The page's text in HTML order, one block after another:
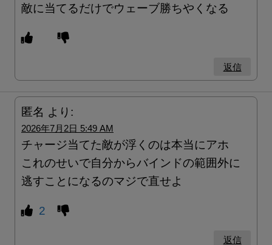
敵に当てるだけでウェーブ勝ちやくなる
返信
匿名 より:
2026年7月2日 5:49 AM
チャージ当てた敵が浮くのは本当にアホ
これのせいで自分からバインドの範囲外に
逃すことになるのマジで直せよ
2
返信